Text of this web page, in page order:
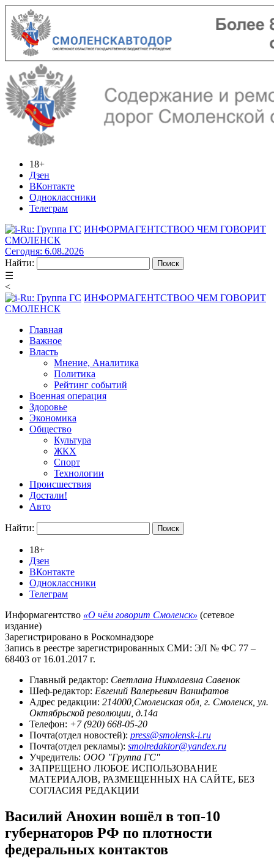
18+
Дзен
ВКонтакте
Одноклассники
Телеграм
ИНФОРМАГЕНТСТВОО ЧЕМ ГОВОРИТ
СМОЛЕНСК
Сегодня: 6.08.2026
Найти:
☰
<
ИНФОРМАГЕНТСТВОО ЧЕМ ГОВОРИТ
СМОЛЕНСК
Главная
Важное
Власть
Мнение, Аналитика
Политика
Рейтинг событий
Военная операция
Здоровье
Экономика
Общество
Культура
ЖКХ
Спорт
Технологии
Происшествия
Достали!
Авто
Найти:
18+
Дзен
ВКонтакте
Одноклассники
Телеграм
Информагентство «О чём говорит Смоленск» (сетевое
издание)
Зарегистрировано в Роскомнадзоре
Запись в реестре зарегистрированных СМИ: ЭЛ № ФС 77 –
68403 от 16.01.2017 г.
Главный редактор: Светлана Николаевна Савенок
Шеф-редактор: Евгений Валерьевич Ванифатов
Адрес редакции: 214000,Смоленская обл, г. Смоленск, ул.
Октябрьской революции, д.14а
Телефон: +7 (920) 668-05-20
Почта(отдел новостей): press@smolensk-i.ru
Почта(отдел рекламы): smolredaktor@yandex.ru
Учредитель: ООО "Группа ГС"
ЗАПРЕЩЕНО ЛЮБОЕ ИСПОЛЬЗОВАНИЕ
МАТЕРИАЛОВ, РАЗМЕЩЕННЫХ НА САЙТЕ, БЕЗ
СОГЛАСИЯ РЕДАКЦИИ
Василий Анохин вошёл в топ-10
губернаторов РФ по плотности
федеральных контактов